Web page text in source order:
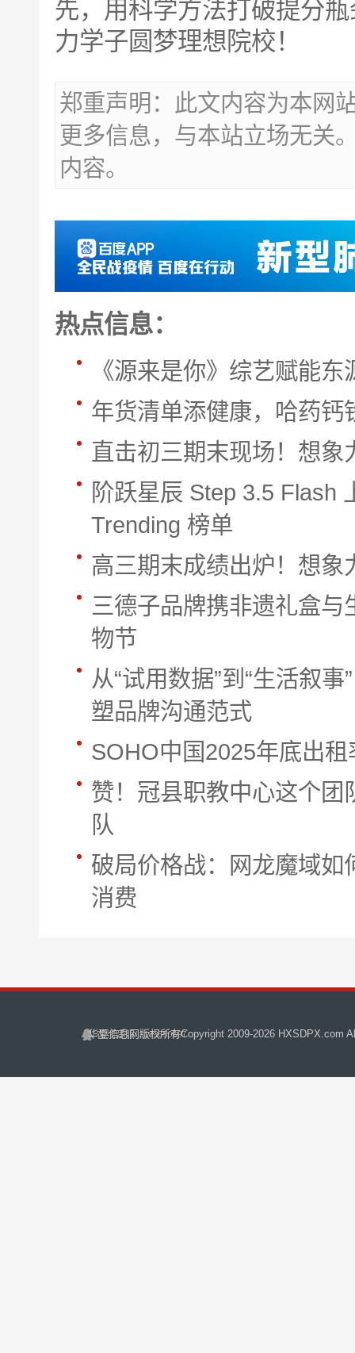
先，用科学方法打破提分
力学子圆梦理想院校！
郑重声明：此文内容为本网
更多信息，与本站立场无关
内容。
热点信息：
《源来是你》综艺赋能
年货清单添健康，哈药
直击初三期末现场！想
阶跃星辰 Step 3.5 Flash
Trending 榜单
高三期末成绩出炉！想
三德子品牌携非遗礼盒
物节
从“试用数据”到“生活叙
塑品牌沟通范式
SOHO中国2025年底出租
赞！冠县职教中心这个
队
破局价格战：网龙魔域如
消费
华夏信息网版权所有Copyright 2009-2026 HXSDPX.com